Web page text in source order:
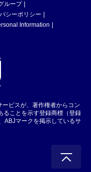
ループ
シーポリシー
Information
ビスが、著作権者からコン
ることを示す登録商標（登録
ABJマークを掲示しているサ